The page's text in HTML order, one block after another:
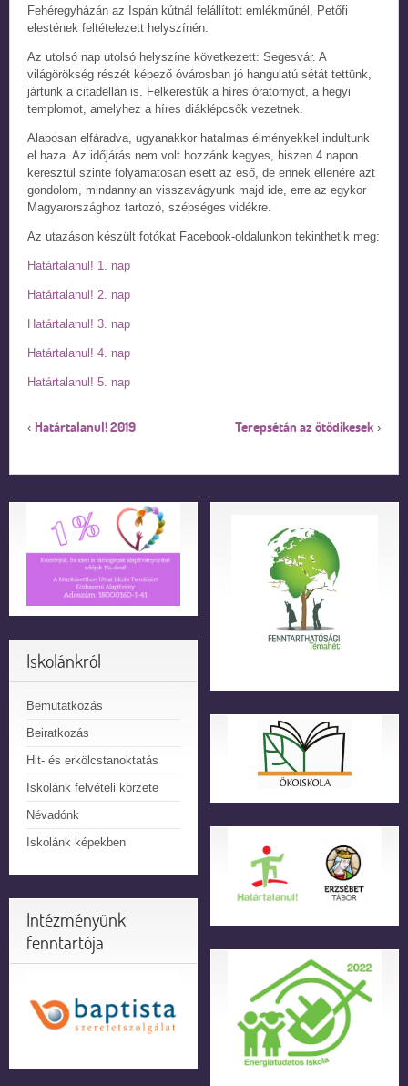
Fehéregyházán az Ispán kútnál felállított emlékműnél, Petőfi
elestének feltételezett helyszínén.
Az utolsó nap utolsó helyszíne következett: Segesvár. A
világörökség részét képező óvárosban jó hangulatú sétát tettünk,
jártunk a citadellán is. Felkerestük a híres óratornyot, a hegyi
templomot, amelyhez a híres diáklépcsők vezetnek.
Alaposan elfáradva, ugyanakkor hatalmas élményekkel indultunk
el haza. Az időjárás nem volt hozzánk kegyes, hiszen 4 napon
keresztül szinte folyamatosan esett az eső, de ennek ellenére azt
gondolom, mindannyian visszavágyunk majd ide, erre az egykor
Magyarországhoz tartozó, szépséges vidékre.
Az utazáson készült fotókat Facebook-oldalunkon tekinthetik meg:
Határtalanul! 1. nap
Határtalanul! 2. nap
Határtalanul! 3. nap
Határtalanul! 4. nap
Határtalanul! 5. nap
‹ Határtalanul! 2019 Terepsétán az ötödikesek ›
Iskolánkról
Bemutatkozás
Beiratkozás
Hit- és erkölcstanoktatás
Iskolánk felvételi körzete
Névadónk
Iskolánk képekben
Intézményünk
fenntartója